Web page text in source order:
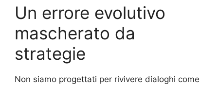
Un errore evolutivo
mascherato da
strategie
Non siamo progettati per rivivere dialoghi come